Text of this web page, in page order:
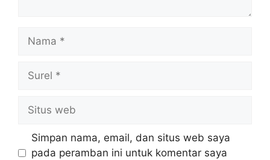
Nama
Surel
Situs
web
Simpan nama, email, dan situs web saya
pada peramban ini untuk komentar saya